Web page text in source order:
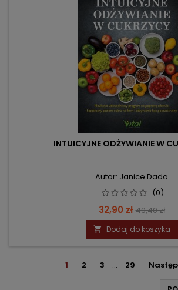
INTUICYJNE ODŻYWIANIE W
Autor: Janice Dada
(0)
Cena
32,90 zł Cena
49,40 zł
 Dodaj do koszyka
1 2 3 … 29